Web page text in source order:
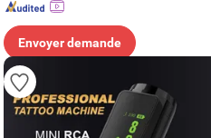
Envoyer demande